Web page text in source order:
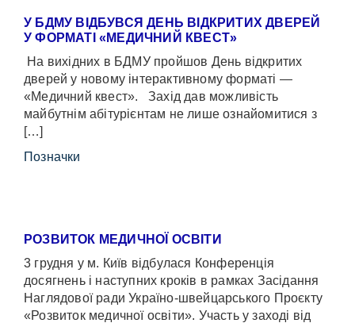
У БДМУ ВІДБУВСЯ ДЕНЬ ВІДКРИТИХ ДВЕРЕЙ
У ФОРМАТІ «МЕДИЧНИЙ КВЕСТ»
На вихідних в БДМУ пройшов День відкритих
дверей у новому інтерактивному форматі —
«Медичний квест». Захід дав можливість
майбутнім абітурієнтам не лише ознайомитися з
[…]
Позначки
РОЗВИТОК МЕДИЧНОЇ ОСВІТИ
3 грудня у м. Київ відбулася Конференція
досягнень і наступних кроків в рамках Засідання
Наглядової ради Україно-швейцарського Проєкту
«Розвиток медичної освіти». Участь у заході від